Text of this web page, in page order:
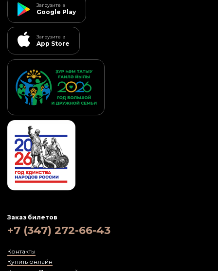
Загрузите в
Google Play
Загрузите в
App Store
Заказ билетов
+7 (347) 272-66-43
Контакты
Купить онлайн